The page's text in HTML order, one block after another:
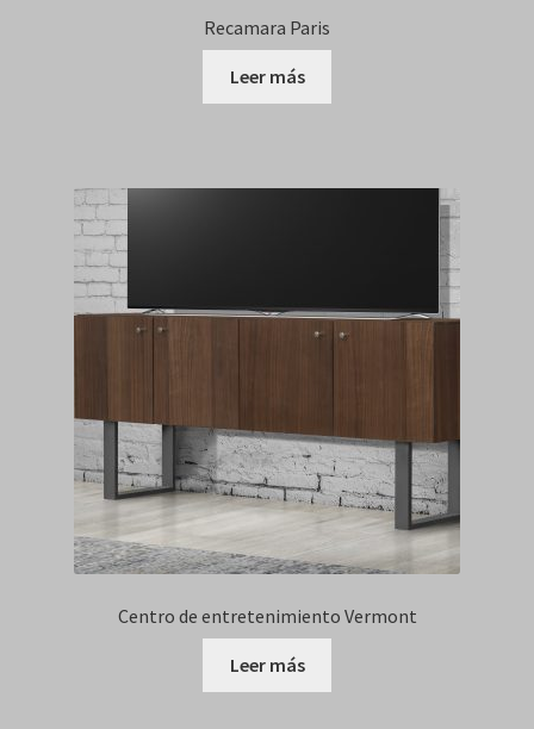
Recamara Paris
Leer más
Centro de entretenimiento Vermont
Leer más